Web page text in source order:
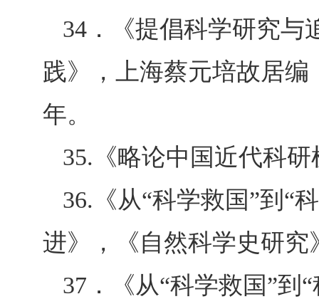
34 ．《提倡科学研究
践》，上海蔡元培故居
年。
35. 《略论中国近代科
36. 《从“科学救国”到
进》，《自然科学史研究
37 ．《从“科学救国”